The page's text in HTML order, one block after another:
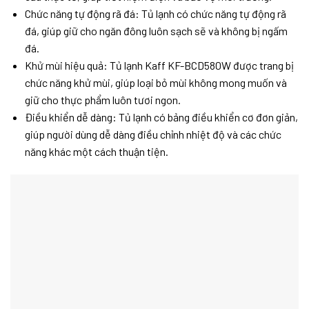
Chức năng tự động rã đá: Tủ lạnh có chức năng tự động rã
đá, giúp giữ cho ngăn đông luôn sạch sẽ và không bị ngấm
đá.
Khử mùi hiệu quả: Tủ lạnh Kaff KF-BCD580W được trang bị
chức năng khử mùi, giúp loại bỏ mùi không mong muốn và
giữ cho thực phẩm luôn tươi ngon.
Điều khiển dễ dàng: Tủ lạnh có bảng điều khiển cơ đơn giản,
giúp người dùng dễ dàng điều chỉnh nhiệt độ và các chức
năng khác một cách thuận tiện.